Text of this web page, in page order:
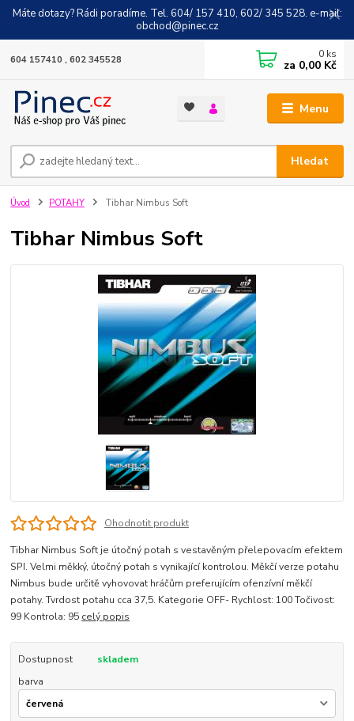
Máte dotazy? Rádi poradíme. Tel. 604/ 157 410, 602/ 345 528. e-mail:
obchod@pinec.cz
Menu
Hledat
604 157410 , 602 345528 0 ks
za 0,00 Kč
Úvod POTAHY Tibhar Nimbus Soft
Tibhar Nimbus Soft
Ohodnotit produkt
Tibhar Nimbus Soft je útočný potah s vestavěným přelepovacím efektem
SPI. Velmi měkký, útočný potah s vynikající kontrolou. Měkčí verze potahu
Nimbus bude určitě vyhovovat hráčům preferujícím ofenzívní měkčí
potahy. Tvrdost potahu cca 37,5. Kategorie OFF- Rychlost: 100 Točivost:
99 Kontrola: 95 celý popis
Dostupnost
skladem
barva